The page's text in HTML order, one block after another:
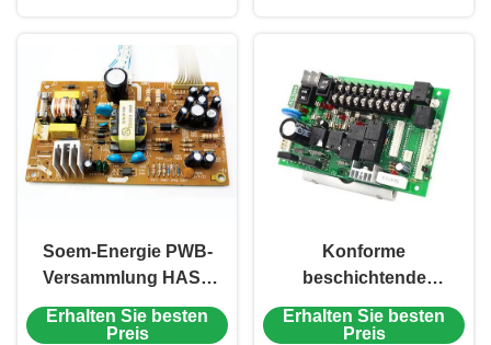
Soem-Energie PWB-
Versammlung HASL
PWB-Immersions-
Silber/Immersions-Zinn
Erhalten Sie besten
Preis
Konforme
beschichtende
Eigenschaft HASL
Soem-Energie-Bank
Erhalten Sie besten
Preis